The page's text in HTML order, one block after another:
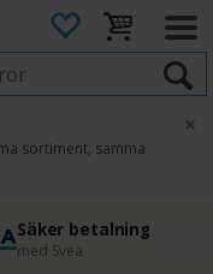
sortiment, samma
×
Säker betalning
med Svea
dagars ångerrätt
retur